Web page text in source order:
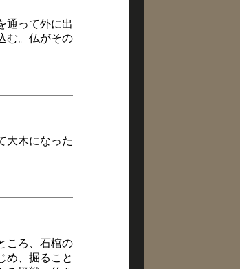
通って外に出
む。仏がその
大木になった
ころ、石棺の
め、掘ること